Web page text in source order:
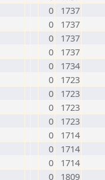
0
1737
0
1737
0
1737
0
1737
0
1734
0
1723
0
1723
0
1723
0
1723
0
1714
0
1714
0
1714
0
1809